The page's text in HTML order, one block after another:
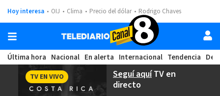
Hoy interesa OIJ Clima Precio del dólar Rodrigo Chaves
Última hora Nacional En alerta Internacional Tendencia
Seguí aquíTV en
directo
TV EN VIVO